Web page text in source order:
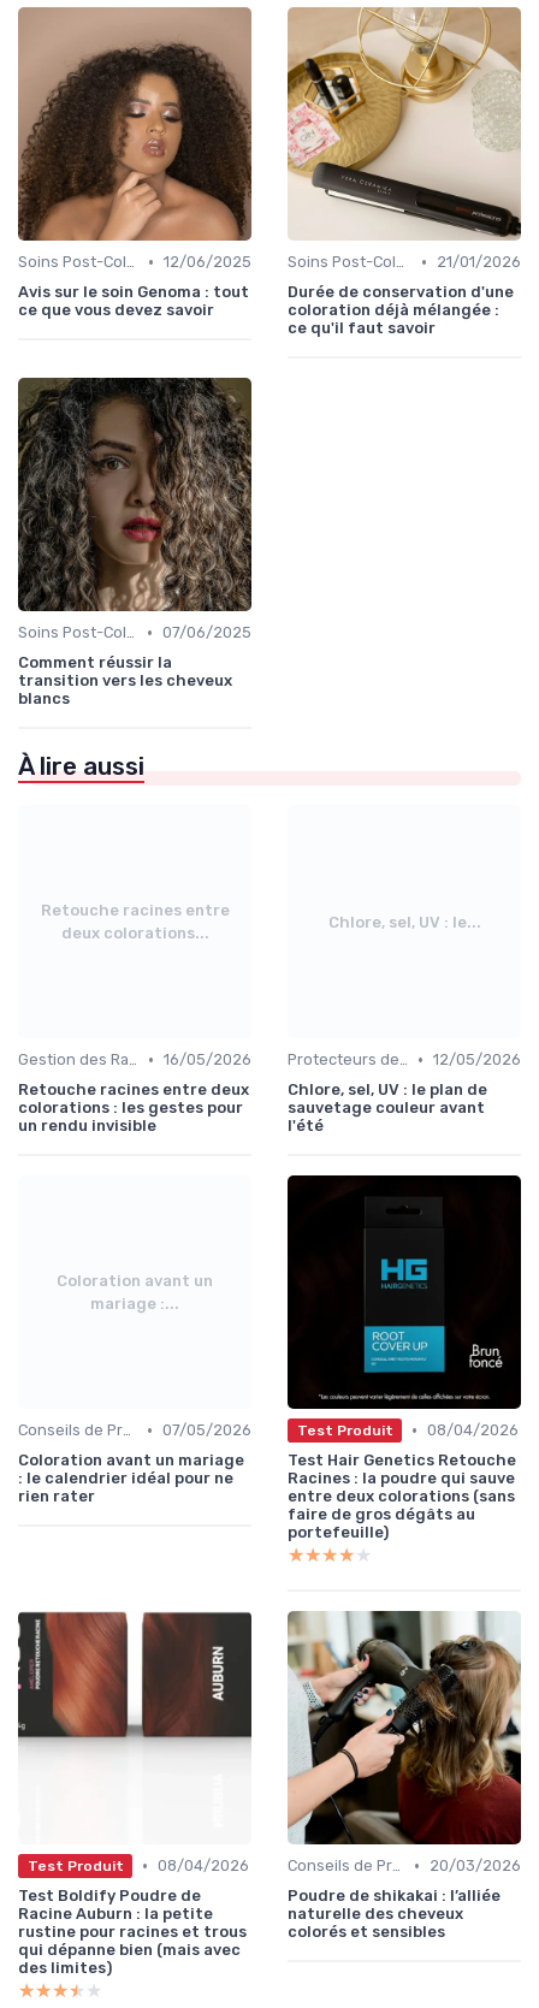
Soins Post-Coloration • 12/06/2025
Avis sur le soin Genoma : tout
ce que vous devez savoir
Soins Post-Coloration •
21/01/2026
Durée de conservation d'une
coloration déjà mélangée :
ce qu'il faut savoir
Soins Post-Coloration • 07/06/2025
Comment réussir la
transition vers les cheveux
blancs
À lire aussi
Retouche racines entre
deux colorations...
Gestion des Racines et Retouches • 16/05/2026
Retouche racines entre deux
colorations : les gestes pour
un rendu invisible
Chlore, sel, UV : le...
Protecteurs de Couleur • 12/05/2026
Chlore, sel, UV : le plan de
sauvetage couleur avant
l'été
Coloration avant un
mariage :...
Conseils de Professionnels • 07/05/2026
Coloration avant un mariage
: le calendrier idéal pour ne
rien rater
Test Produit • 08/04/2026
Test Hair Genetics Retouche
Racines : la poudre qui sauve
entre deux colorations (sans
faire de gros dégâts au
portefeuille)
★★★★★
★★★★★
Test Produit • 08/04/2026
Test Boldify Poudre de
Racine Auburn : la petite
rustine pour racines et trous
qui dépanne bien (mais avec
des limites)
★★★★★
★★★★★
Conseils de Professionnels •
20/03/2026
Poudre de shikakai : l’alliée
naturelle des cheveux
colorés et sensibles